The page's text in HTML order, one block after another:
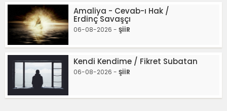
Amaliya - Cevab-ı Hak /
Erdinç Savaşçı
06-08-2026 - ŞİİR
Kendi Kendime / Fikret Subatan
06-08-2026 - ŞİİR